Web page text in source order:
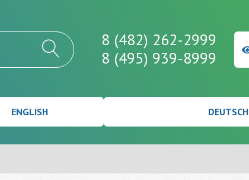
8 (482) 262-2999
8 (495) 939-8999
ENGLISH DEUTSCH